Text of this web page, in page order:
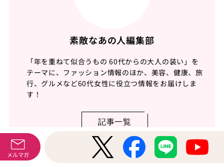
素敵なあの人編集部
「年を重ねて似合うもの 60代からの大人の装い」を
テーマに、ファッション情報のほか、美容、健康、旅
行、グルメなど60代女性に役立つ情報をお届けしま
す！
記事一覧
メルマガ